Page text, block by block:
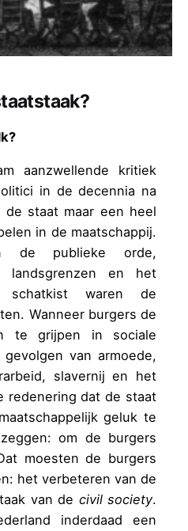
aanzwellende kritiek
in de decennia na
staat maar een heel
in de maatschappij.
de publieke orde,
landsgrenzen en het
waren de
Wanneer burgers de
te grijpen in sociale
van armoede,
slavernij en het
redenering dat de staat
geluk te
om de burgers
moesten de burgers
het verbeteren van de
van de civil society.
inderdaad een